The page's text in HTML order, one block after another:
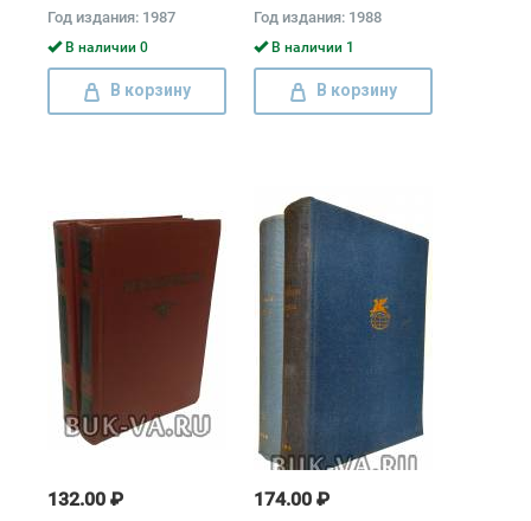
Бестужев-Марлинский,
Кондратий Рылеев,
Федор Глинка
Год издания: 1987
В наличии 0
В корзину
Иван Тургенев, Федор
Тютчев, Александр
Пушкин, Лев Толстой,
Владимир Раевский,
Михаил Ломоносов,
Александр Грибоедов,
Год издания: 1988
В наличии 1
В корзину
132.00 ₽ 174.00 ₽